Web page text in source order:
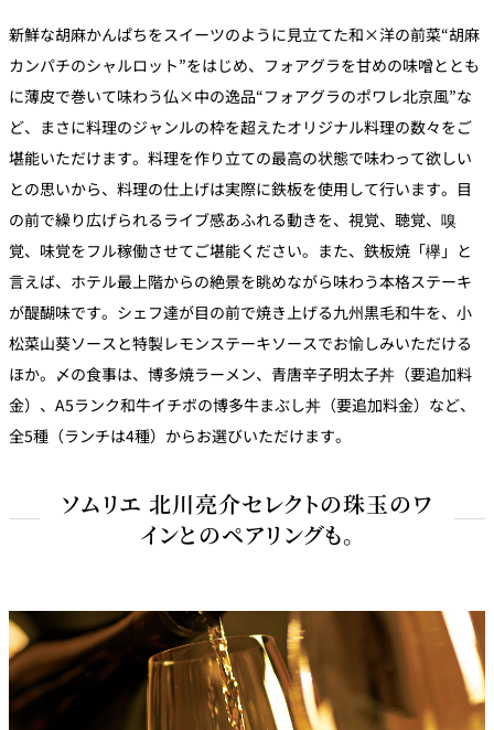
新鮮な胡麻かんぱちをスイーツのように見立てた和×洋の前菜“胡麻
カンパチのシャルロット”をはじめ、フォアグラを甘めの味噌ととも
に薄皮で巻いて味わう仏×中の逸品“フォアグラのポワレ北京風”な
ど、まさに料理のジャンルの枠を超えたオリジナル料理の数々をご
堪能いただけます。料理を作り立ての最高の状態で味わって欲しい
との思いから、料理の仕上げは実際に鉄板を使用して行います。目
の前で繰り広げられるライブ感あふれる動きを、視覚、聴覚、嗅
覚、味覚をフル稼働させてご堪能ください。また、鉄板焼「欅」と
言えば、ホテル最上階からの絶景を眺めながら味わう本格ステーキ
が醍醐味です。シェフ達が目の前で焼き上げる九州黒毛和牛を、小
松菜山葵ソースと特製レモンステーキソースでお愉しみいただける
ほか。〆の食事は、博多焼ラーメン、青唐辛子明太子丼（要追加料
金）、A5ランク和牛イチボの博多牛まぶし丼（要追加料金）など、
全5種（ランチは4種）からお選びいただけます。
ソムリエ 北川亮介セレクトの珠玉のワ
インとのペアリングも。